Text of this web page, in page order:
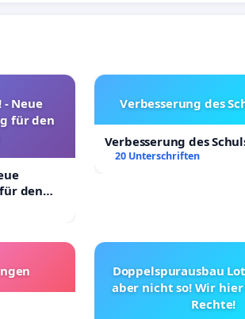
Neue
für den
den
Verbesserung des
Verbesserung des
20 Unterschriften
Doppelspurausbau
aber nicht so! Wir
Rechte!